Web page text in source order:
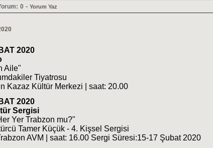
0 - Yorum Yaz
2020
Aile"
Tiyatrosu
Kazaz Kültür Merkezi | saat: 20.00
2020
Sergisi
Yer Trabzon mu?"
Tamer Küçük - 4. Kişsel Sergisi
AVM | saat: 16.00 Sergi Süresi:15-17 Şubat 2020